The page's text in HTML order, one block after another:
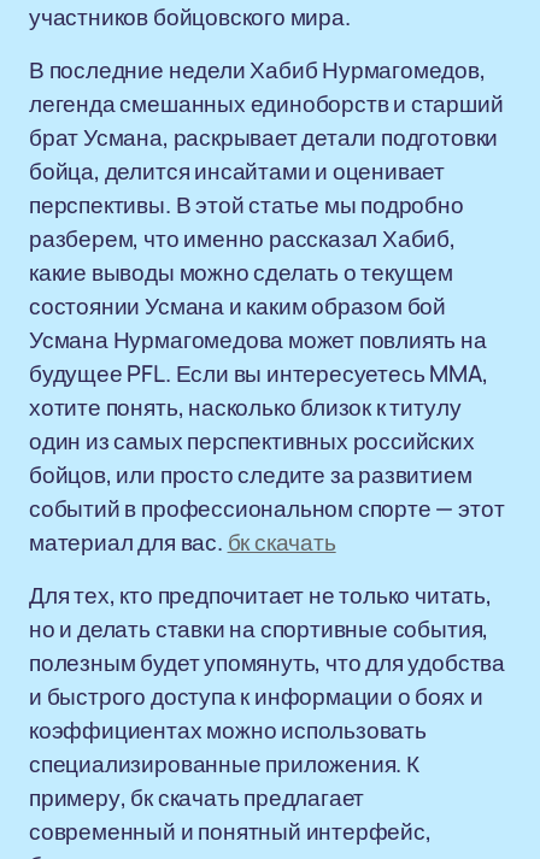
участников бойцовского мира.
В последние недели Хабиб Нурмагомедов,
легенда смешанных единоборств и старший
брат Усмана, раскрывает детали подготовки
бойца, делится инсайтами и оценивает
перспективы. В этой статье мы подробно
разберем, что именно рассказал Хабиб,
какие выводы можно сделать о текущем
состоянии Усмана и каким образом бой
Усмана Нурмагомедова может повлиять на
будущее PFL. Если вы интересуетесь MMA,
хотите понять, насколько близок к титулу
один из самых перспективных российских
бойцов, или просто следите за развитием
событий в профессиональном спорте — этот
материал для вас. бк скачать
Для тех, кто предпочитает не только читать,
но и делать ставки на спортивные события,
полезным будет упомянуть, что для удобства
и быстрого доступа к информации о боях и
коэффициентах можно использовать
специализированные приложения. К
примеру, бк скачать предлагает
современный и понятный интерфейс,